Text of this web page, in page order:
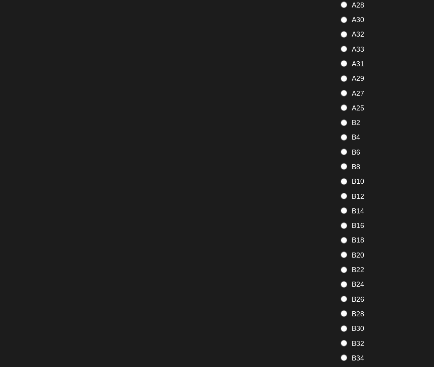
A28
A30
A32
A33
A31
A29
A27
A25
B2
B4
B6
B8
B10
B12
B14
B16
B18
B20
B22
B24
B26
B28
B30
B32
B34